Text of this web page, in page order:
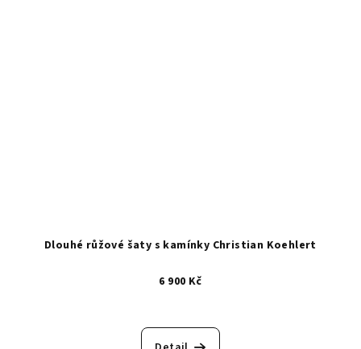
Dlouhé růžové šaty s kamínky Christian Koehlert
6 900 Kč